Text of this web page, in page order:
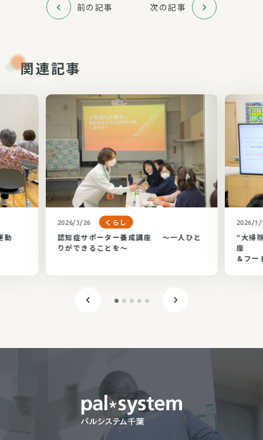
前の記事 次の記事
関連記事
動
2026/3/26 くらし
認知症サポーター養成講座 ～一人ひと
りができることを～
2026/1/
“大掃
座
＆フー